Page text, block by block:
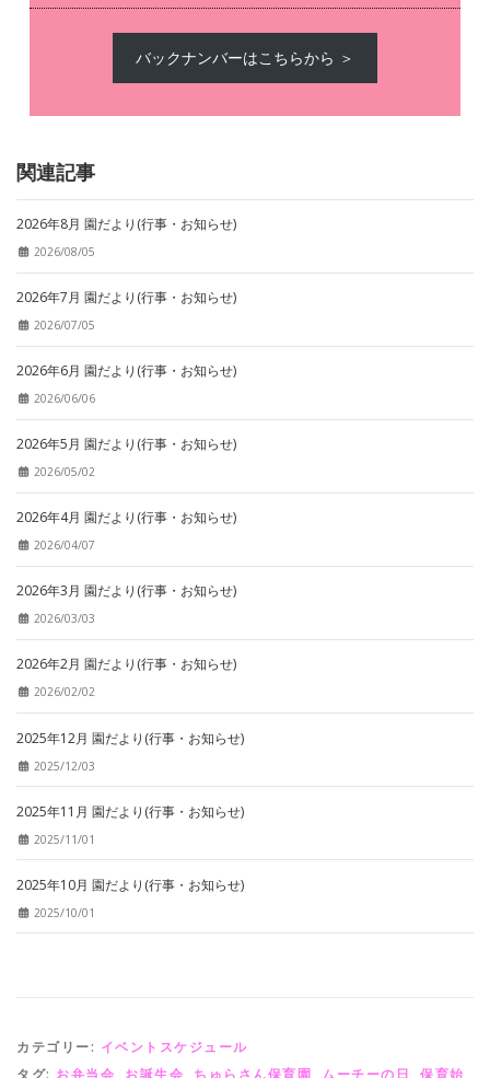
バックナンバーはこちらから ＞
関連記事
2026年8月 園だより(行事・お知らせ)
2026/08/05
2026年7月 園だより(行事・お知らせ)
2026/07/05
2026年6月 園だより(行事・お知らせ)
2026/06/06
2026年5月 園だより(行事・お知らせ)
2026/05/02
2026年4月 園だより(行事・お知らせ)
2026/04/07
2026年3月 園だより(行事・お知らせ)
2026/03/03
2026年2月 園だより(行事・お知らせ)
2026/02/02
2025年12月 園だより(行事・お知らせ)
2025/12/03
2025年11月 園だより(行事・お知らせ)
2025/11/01
2025年10月 園だより(行事・お知らせ)
2025/10/01
カテゴリー: イベントスケジュール